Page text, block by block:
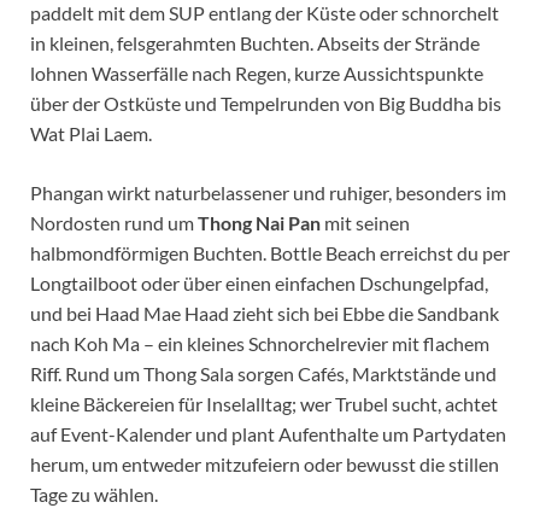
paddelt mit dem SUP entlang der Küste oder schnorchelt
in kleinen, felsgerahmten Buchten. Abseits der Strände
lohnen Wasserfälle nach Regen, kurze Aussichtspunkte
über der Ostküste und Tempelrunden von Big Buddha bis
Wat Plai Laem.
Phangan wirkt naturbelassener und ruhiger, besonders im
Nordosten rund umThong Nai Pan mit seinen
halbmondförmigen Buchten. Bottle Beach erreichst du per
Longtailboot oder über einen einfachen Dschungelpfad,
und bei Haad Mae Haad zieht sich bei Ebbe die Sandbank
nach Koh Ma – ein kleines Schnorchelrevier mit flachem
Riff. Rund um Thong Sala sorgen Cafés, Marktstände und
kleine Bäckereien für Inselalltag; wer Trubel sucht, achtet
auf Event-Kalender und plant Aufenthalte um Partydaten
herum, um entweder mitzufeiern oder bewusst die stillen
Tage zu wählen.